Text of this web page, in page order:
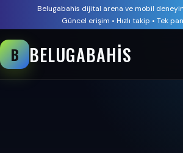
Belugabahis dijital arena ve mobil
Güncel erişim • Hızlı takip • Tek
B BELUGABAHIS